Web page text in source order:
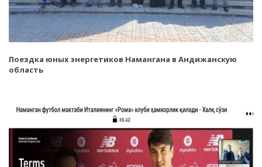
Поездка юных энергетиков Намангана в Андижанскую
область